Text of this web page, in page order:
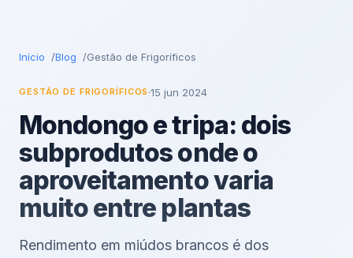
Início Blog Gestão de Frigoríficos
GESTÃO DE FRIGORÍFICOS ·15 jun 2024
Mondongo e tripa: dois
subprodutos onde o
aproveitamento varia
muito entre plantas
Rendimento em miúdos brancos é dos